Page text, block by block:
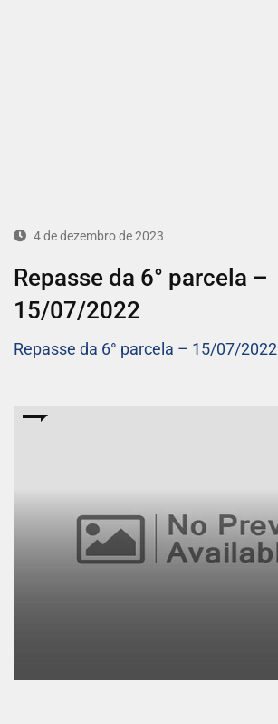
4 de dezembro de 2023
Repasse da 6° parcela –
15/07/2022
Repasse da 6° parcela – 15/07/2022